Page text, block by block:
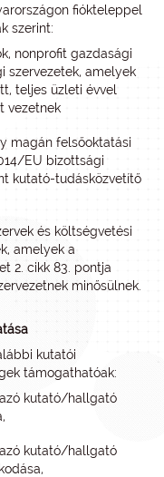
fiókteleppel
szerint:
nonprofit gazdasági
szervezetek, amelyek
teljes üzleti évvel
vezetnek
magán felsőoktatási
EU bizottsági
kutató-tudásközvetítő
és költségvetési
amelyek a
2. cikk 83. pontja
minősülnek.
kutatói
támogathatóak:
kutató/hallgató
kutató/hallgató